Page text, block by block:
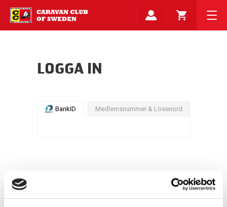
LOGGA IN
BankID Medlemsnummer & Lösenord